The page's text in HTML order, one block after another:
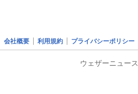
会社概要 利用規約 プライバシーポリシー
ウェザーニュース